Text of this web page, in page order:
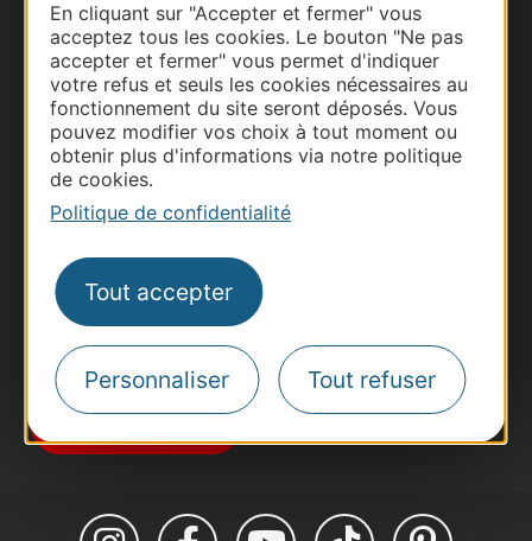
En cliquant sur "Accepter et fermer" vous
acceptez tous les cookies. Le bouton "Ne pas
accepter et fermer" vous permet d'indiquer
votre refus et seuls les cookies nécessaires au
fonctionnement du site seront déposés. Vous
pouvez modifier vos choix à tout moment ou
obtenir plus d'informations via notre politique
de cookies.
Politique de confidentialité
Tout accepter
Personnaliser Tout refuser
Thermalisme
Business/Mice
Pros d'Occitanie
Site presse et d'influence
Voyagistes
Destination Sport
Destination Occitanie pour recevoir des
suggestions de séjours, de visites et de sorties.
Je m'abonne